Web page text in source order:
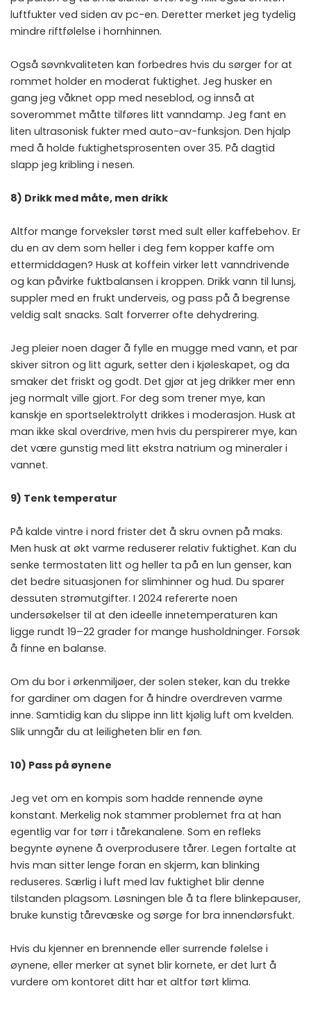
luftfukter ved siden av pc-en. Deretter merket jeg tydelig
mindre riftfølelse i hornhinnen.
Også søvnkvaliteten kan forbedres hvis du sørger for at
rommet holder en moderat fuktighet. Jeg husker en
gang jeg våknet opp med neseblod, og innså at
soverommet måtte tilføres litt vanndamp. Jeg fant en
liten ultrasonisk fukter med auto-av-funksjon. Den hjalp
med å holde fuktighetsprosenten over 35. På dagtid
slapp jeg kribling i nesen.
8) Drikk med måte, men drikk
Altfor mange forveksler tørst med sult eller kaffebehov. Er
du en av dem som heller i deg fem kopper kaffe om
ettermiddagen? Husk at koffein virker lett vanndrivende
og kan påvirke fuktbalansen i kroppen. Drikk vann til lunsj,
suppler med en frukt underveis, og pass på å begrense
veldig salt snacks. Salt forverrer ofte dehydrering.
Jeg pleier noen dager å fylle en mugge med vann, et par
skiver sitron og litt agurk, setter den i kjøleskapet, og da
smaker det friskt og godt. Det gjør at jeg drikker mer enn
jeg normalt ville gjort. For deg som trener mye, kan
kanskje en sportselektrolytt drikkes i moderasjon. Husk at
man ikke skal overdrive, men hvis du perspirerer mye, kan
det være gunstig med litt ekstra natrium og mineraler i
vannet.
9) Tenk temperatur
På kalde vintre i nord frister det å skru ovnen på maks.
Men husk at økt varme reduserer relativ fuktighet. Kan du
senke termostaten litt og heller ta på en lun genser, kan
det bedre situasjonen for slimhinner og hud. Du sparer
dessuten strømutgifter. I 2024 refererte noen
undersøkelser til at den ideelle innetemperaturen kan
ligge rundt 19–22 grader for mange husholdninger. Forsøk
å finne en balanse.
Om du bor i ørkenmiljøer, der solen steker, kan du trekke
for gardiner om dagen for å hindre overdreven varme
inne. Samtidig kan du slippe inn litt kjølig luft om kvelden.
Slik unngår du at leiligheten blir en føn.
10) Pass på øynene
Jeg vet om en kompis som hadde rennende øyne
konstant. Merkelig nok stammer problemet fra at han
egentlig var for tørr i tårekanalene. Som en refleks
begynte øynene å overprodusere tårer. Legen fortalte at
hvis man sitter lenge foran en skjerm, kan blinking
reduseres. Særlig i luft med lav fuktighet blir denne
tilstanden plagsom. Løsningen ble å ta flere blinkepauser,
bruke kunstig tårevæske og sørge for bra innendørsfukt.
Hvis du kjenner en brennende eller surrende følelse i
øynene, eller merker at synet blir kornete, er det lurt å
vurdere om kontoret ditt har et altfor tørt klima.